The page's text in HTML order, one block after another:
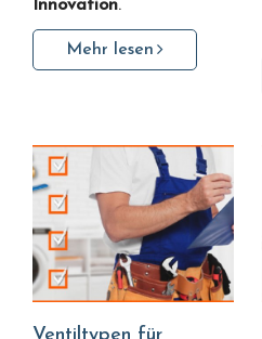
Innovation.
Mehr lesen